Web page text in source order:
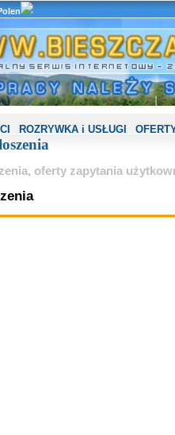
ROZRYWKA i USŁUGI
oferty zapytania